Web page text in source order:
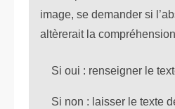
image, se demander si
altèrerait la
Si oui : renseigner le
Si non : laisser le texte